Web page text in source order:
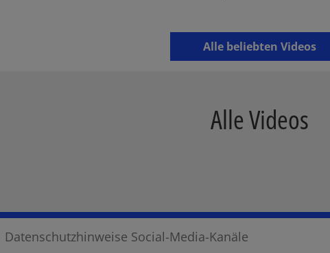
Alle beliebten Videos
Alle Videos
Datenschutzhinweise Social-Media-Kanäle